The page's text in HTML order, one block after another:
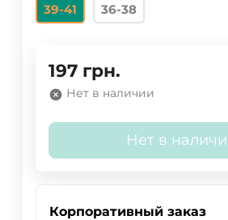
39-41 36-38
197 грн.
Нет в наличии
Нет в
Корпоративный заказ